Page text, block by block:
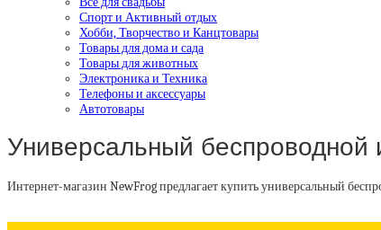
Спорт и Активный отдых
Хобби, Творчество и Канцтовары
Товары для дома и сада
Товары для животных
Электроника и Техника
Телефоны и аксессуары
Автотовары
Универсальный беспроводной
Интернет-магазин NewFrog предлагает купить универсальный